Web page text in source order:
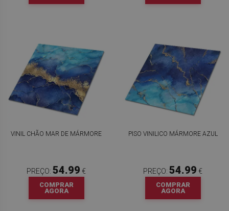
VINIL CHÃO MAR DE MÁRMORE
PREÇO: 54.99 €
COMPRAR
AGORA
PISO VINILICO MÁRMORE AZUL
PREÇO: 54.99 €
COMPRAR
AGORA